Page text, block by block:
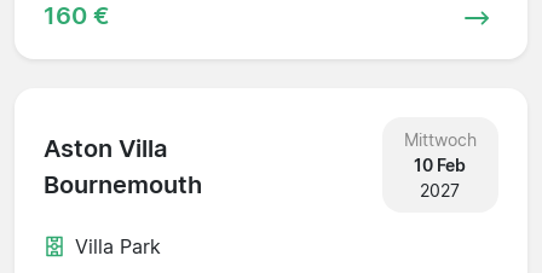
160 €
Aston Villa
Bournemouth
Mittwoch
10 Feb
2027
Villa Park